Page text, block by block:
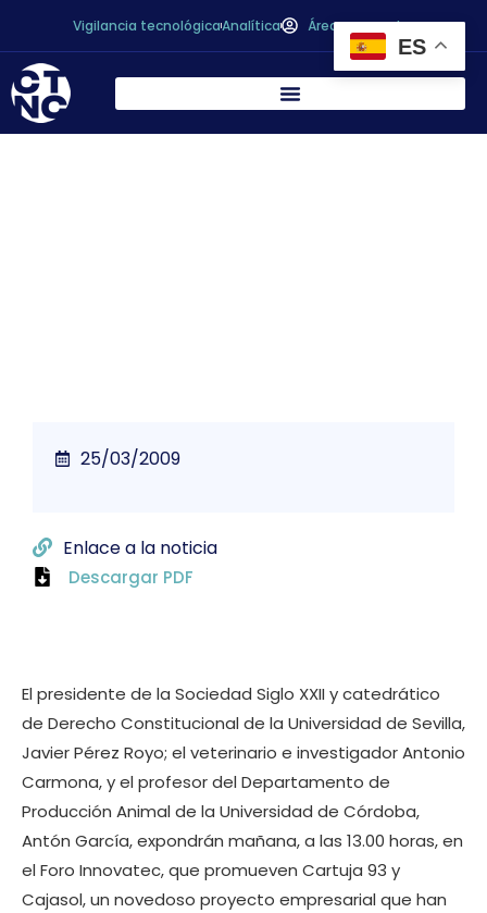
Vigilancia tecnológicaAnalítica Área personal
El presidente de la Sociedad Siglo XXII y catedrático
de Derecho Constitucional de la Universidad de Sevilla,
Javier Pérez Royo; el veterinario e investigador Antonio
Carmona, y el profesor del Departamento de
Producción Animal de la Universidad de Córdoba,
Antón García, expondrán mañana, a las 13.00 horas, en
el Foro Innovatec, que promueven Cartuja 93 y
Cajasol, un novedoso proyecto empresarial que han
25/03/2009
Enlace a la noticia
Descargar PDF
ES